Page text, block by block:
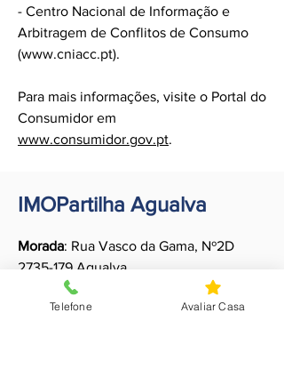
- Centro Nacional de Informação e
Arbitragem de Conflitos de Consumo
(www.cniacc.pt).
Para mais informações, visite o Portal do
Consumidor em
www.consumidor.gov.pt.
IMOPartilha Agualva
Morada: Rua Vasco da Gama, Nº2D
2735-179 Agualva
geral.agualva@imopartilha.com
Número de telefone
219 136 120
Telefone Avaliar Casa